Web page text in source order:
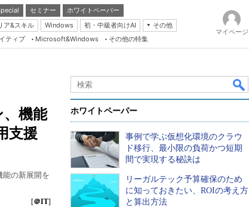
セミナー
ホワイトペーパー
ア&スキル Windows 初・中級者向けAI
その他
Server & Storage
Java Agile
Database Expert
Master of IP Network
Security & Trust
ティブ Microsoft&Windows その他の特集
マイページ
、機能
支援
能の新展開を
[＠IT]
ホワイトペーパー
事例で学ぶ仮想化環境のクラウ
ド移行、最小限の負荷かつ短期
間で実現する秘訣は
リーガルテック予算確保のため
に知っておきたい、ROIの考え方
と算出方法